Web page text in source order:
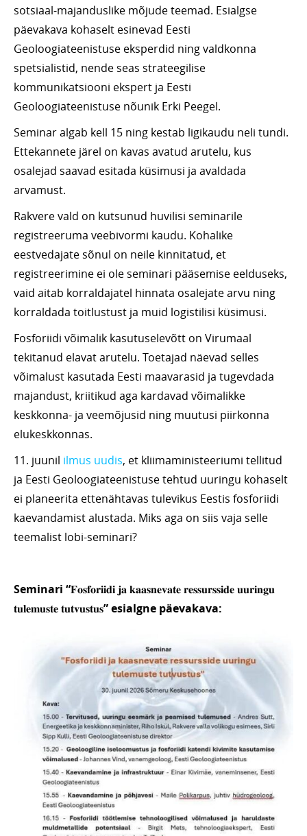
sotsiaal-majanduslike mõjude teemad. Esialgse
päevakava kohaselt esinevad Eesti
Geoloogiateenistuse eksperdid ning valdkonna
spetsialistid, nende seas strateegilise
kommunikatsiooni ekspert ja Eesti
Geoloogiateenistuse nõunik Erki Peegel.
Seminar algab kell 15 ning kestab ligikaudu neli tundi.
Ettekannete järel on kavas avatud arutelu, kus
osalejad saavad esitada küsimusi ja avaldada
arvamust.
Rakvere vald on kutsunud huvilisi seminarile
registreeruma veebivormi kaudu. Kohalike
eestvedajate sõnul on neile kinnitatud, et
registreerimine ei ole seminari pääsemise eelduseks,
vaid aitab korraldajatel hinnata osalejate arvu ning
korraldada toitlustust ja muid logistilisi küsimusi.
Fosforiidi võimalik kasutuselevõtt on Virumaal
tekitanud elavat arutelu. Toetajad näevad selles
võimalust kasutada Eesti maavarasid ja tugevdada
majandust, kriitikud aga kardavad võimalikke
keskkonna- ja veemõjusid ning muutusi piirkonna
elukeskkonnas.
11. juunil ilmus uudis, et kliimaministeeriumi tellitud
ja Eesti Geoloogiateenistuse tehtud uuringu kohaselt
ei planeerita ettenähtavas tulevikus Eestis fosforiidi
kaevandamist alustada. Miks aga on siis vaja selle
teemalist lobi-seminari?
Seminari “𝐅𝐨𝐬𝐟𝐨𝐫𝐢𝐢𝐝𝐢 𝐣𝐚 𝐤𝐚𝐚𝐬𝐧𝐞𝐯𝐚𝐭𝐞 𝐫𝐞𝐬𝐬𝐮𝐫𝐬𝐬𝐢𝐝𝐞 𝐮𝐮𝐫𝐢𝐧𝐠𝐮
𝐭𝐮𝐥𝐞𝐦𝐮𝐬𝐭𝐞 𝐭𝐮𝐭𝐯𝐮𝐬𝐭𝐮𝐬” esialgne päevakava: